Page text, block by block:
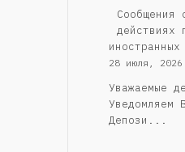
Сообщения
действиях
иностранных
28 июля, 2026
Уважаемые
Уведомляем
Депози...